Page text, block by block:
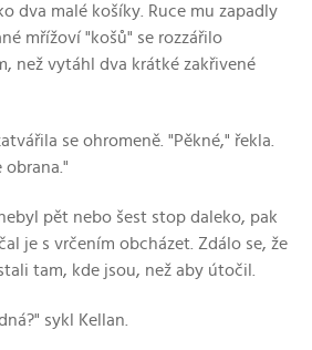
dva malé košíky. Ruce mu zapadly
mřížoví "košů" se rozzářilo
než vytáhl dva krátké zakřivené
se ohromeně. "Pěkné," řekla.
obrana."
pět nebo šest stop daleko, pak
je s vrčením obcházet. Zdálo se, že
tam, kde jsou, než aby útočil.
sykl Kellan.